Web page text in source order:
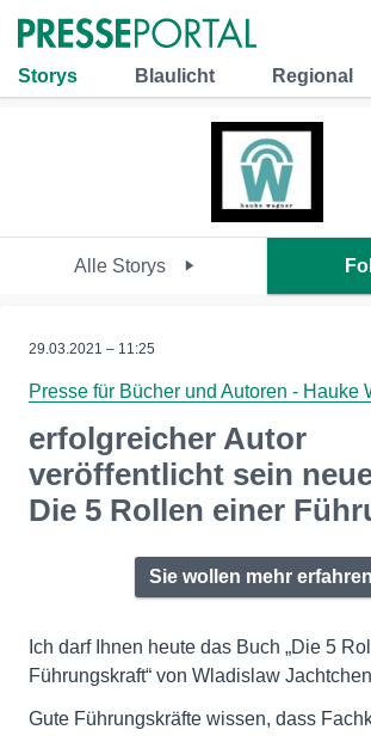
Storys Blaulicht Regional
Alle Storys
29.03.2021 – 11:25
Presse für Bücher und Autoren - Hauke
erfolgreicher Autor
veröffentlicht sein
Die 5 Rollen einer
Sie wollen mehr
Ich darf Ihnen heute das Buch „Die 5
Führungskraft“ von Wladislaw
Gute Führungskräfte wissen, dass